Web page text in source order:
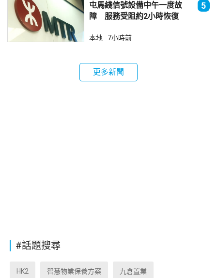
屯馬綫信號設備中午一度故
障 服務受阻約2小時恢復
5
本地 7小時前
更多新聞
#話題搜尋
HK2 智慧物業保養方案 九倉置業